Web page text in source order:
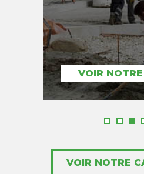
VOIR
VOIR NOTRE